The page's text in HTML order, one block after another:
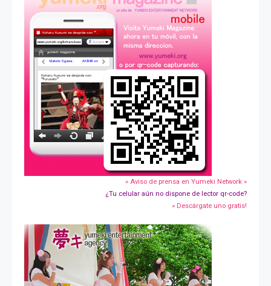
» Aviso de prensa en Yumeki Network »
¿Tu celular aún no dispone de lector qr-code?
» Descárgate uno gratis!